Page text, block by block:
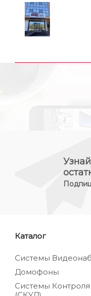
Каталог
Системы
Домофоны
Системы Контроля